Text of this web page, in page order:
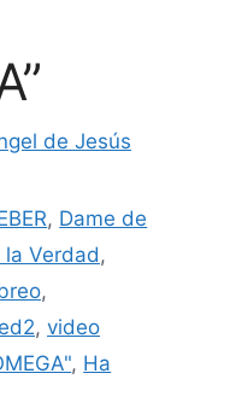
de Jesús
, Dame de
Verdad ,
,
, video
, Ha